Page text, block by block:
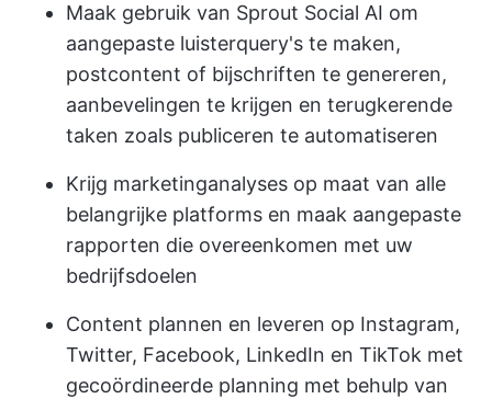
Maak gebruik van Sprout Social AI om
aangepaste luisterquery's te maken,
postcontent of bijschriften te genereren,
aanbevelingen te krijgen en terugkerende
taken zoals publiceren te automatiseren
Krijg marketinganalyses op maat van alle
belangrijke platforms en maak aangepaste
rapporten die overeenkomen met uw
bedrijfsdoelen
Content plannen en leveren op Instagram,
Twitter, Facebook, LinkedIn en TikTok met
gecoördineerde planning met behulp van